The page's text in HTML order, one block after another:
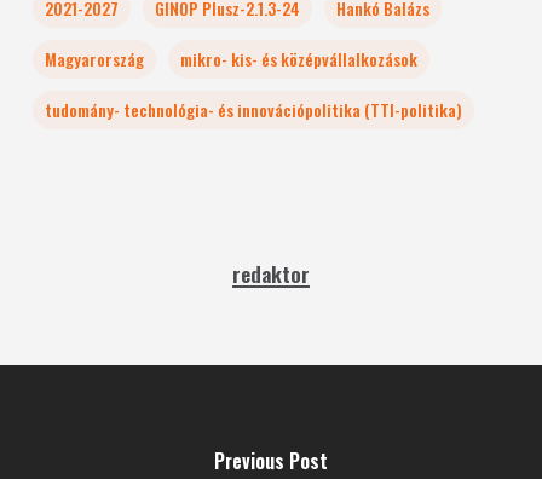
2021-2027 GINOP Plusz-2.1.3-24
Hankó Balázs
Magyarország
mikro- kis- és középvállalkozások
tudomány- technológia- és innovációpolitika (TTI-politika)
redaktor
Previous Post